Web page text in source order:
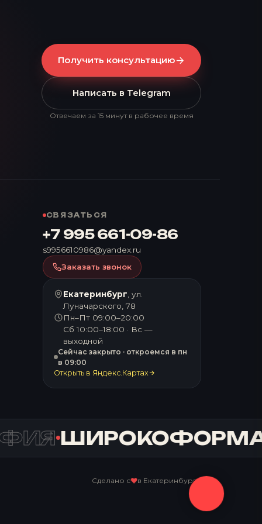
Получить консультацию
Написать в Telegram
Отвечаем за 15 минут в рабочее время
СВЯЗАТЬСЯ
+7 995 661-09-86
s9956610986@yandex.ru
Заказать звонок
Екатеринбург , ул.
Луначарского, 78
Пн–Пт 09:00–20:00
Сб 10:00–18:00 · Вс —
выходной
Сейчас закрыто · откроемся в пн
в 09:00
Открыть в Яндекс.Картах
Сделано с♥в Екатеринбурге